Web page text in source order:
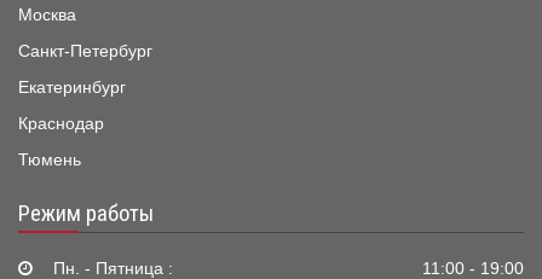
Москва
Санкт-Петербург
Екатеринбург
Краснодар
Тюмень
Режим работы
Пн. - Пятница : 11:00 - 19:00